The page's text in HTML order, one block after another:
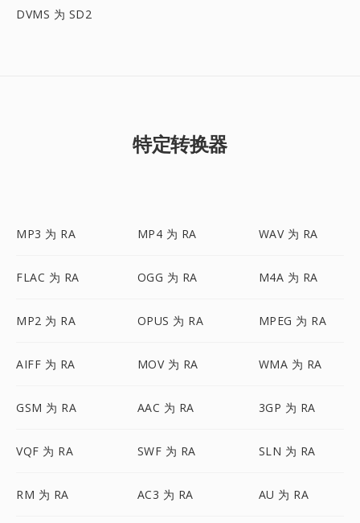
DVMS 为 SD2
特定转换器
MP3 为 RA MP4 为 RA WAV 为 RA
FLAC 为 RA OGG 为 RA M4A 为 RA
MP2 为 RA OPUS 为 RA MPEG 为 RA
AIFF 为 RA MOV 为 RA WMA 为 RA
GSM 为 RA AAC 为 RA 3GP 为 RA
VQF 为 RA SWF 为 RA SLN 为 RA
RM 为 RA AC3 为 RA AU 为 RA